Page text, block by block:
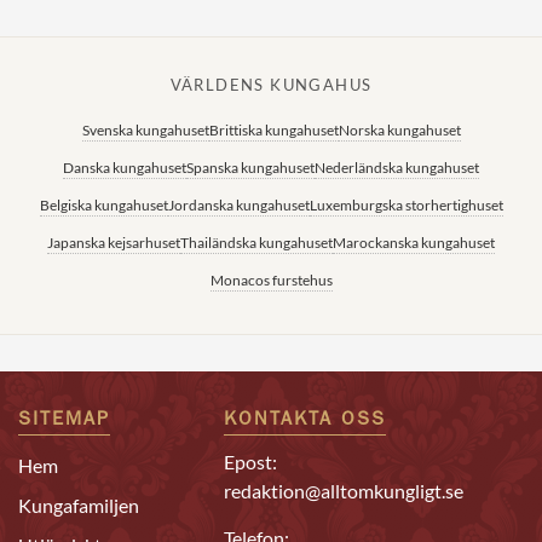
VÄRLDENS KUNGAHUS
Svenska kungahusetBrittiska kungahusetNorska kungahuset
Danska kungahusetSpanska kungahusetNederländska kungahuset
Belgiska kungahusetJordanska kungahusetLuxemburgska storhertighuset
Japanska kejsarhusetThailändska kungahusetMarockanska kungahuset
Monacos furstehus
SITEMAP
Hem
Kungafamiljen
KONTAKTA OSS
Epost:
redaktion@alltomkungligt.se